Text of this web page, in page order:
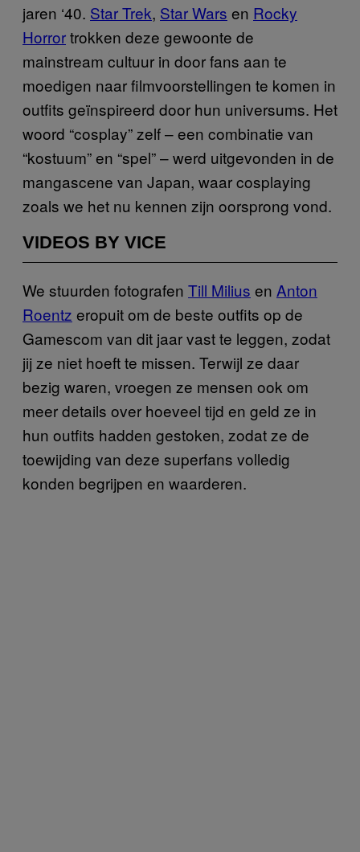
jaren ‘40. Star Trek, Star Wars en Rocky
Horrortrokken deze gewoonte de
mainstream cultuur in door fans aan te
moedigen naar filmvoorstellingen te komen in
outfits geïnspireerd door hun universums. Het
woord “cosplay” zelf – een combinatie van
“kostuum” en “spel” – werd uitgevonden in de
mangascene van Japan, waar cosplaying
zoals we het nu kennen zijn oorsprong vond.
VIDEOS BY VICE
We stuurden fotografen Till Milius en Anton
Roentz eropuit om de beste outfits op de
Gamescom van dit jaar vast te leggen, zodat
jij ze niet hoeft te missen. Terwijl ze daar
bezig waren, vroegen ze mensen ook om
meer details over hoeveel tijd en geld ze in
hun outfits hadden gestoken, zodat ze de
toewijding van deze superfans volledig
konden begrijpen en waarderen.